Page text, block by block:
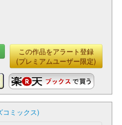
この作品をアラート登録
(プレミアムユーザー限定)
コミックス)